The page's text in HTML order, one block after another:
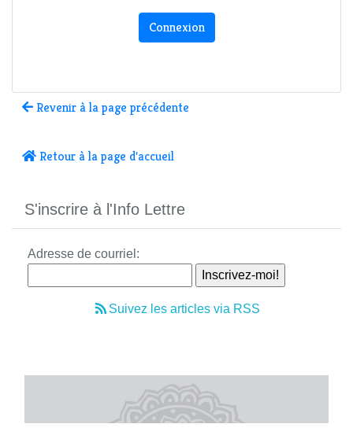
Connexion
Revenir à la page précédente
Retour à la page d'accueil
S'inscrire à l'Info Lettre
Adresse de courriel:
Suivez les articles via RSS